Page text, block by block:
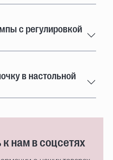
с регулировкой
в настольной
нам в соцсетях